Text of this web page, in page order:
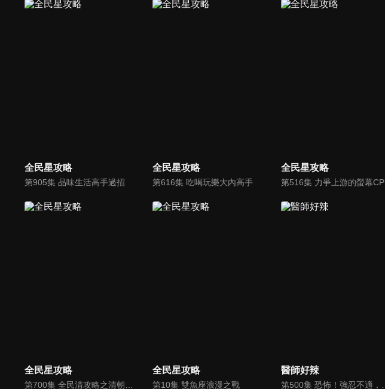
全民星攻略
第905集 品味生活高手過招
全民星攻略
第616集 吃喝玩樂大內高手
全民星攻略
第516集 力爭上游的螢幕CP
全民星攻略 全民星攻略
第10集 雙魚座浪漫之戰
醫師好辣